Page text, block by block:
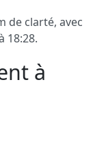
de clarté, avec
18:28.
à